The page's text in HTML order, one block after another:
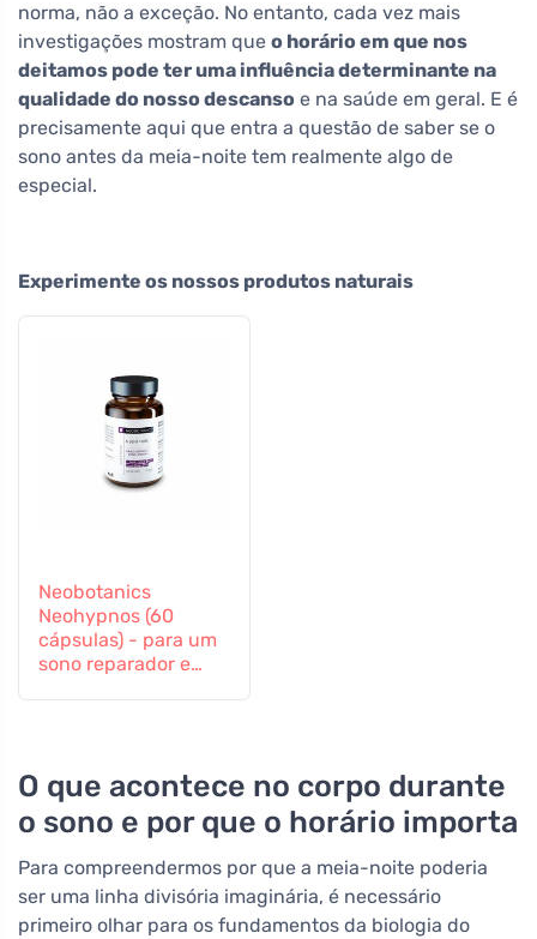
norma, não a exceção. No entanto, cada vez mais
investigações mostram que o horário em que nos
deitamos pode ter uma influência determinante na
qualidade do nosso descanso e na saúde em geral. E é
precisamente aqui que entra a questão de saber se o
sono antes da meia-noite tem realmente algo de
especial.
Experimente os nossos produtos naturais
Neobotanics
Neohypnos (60
cápsulas) - para um
sono reparador e
O que acontece no corpo durante
o sono e por que o horário importa
Para compreendermos por que a meia-noite poderia
ser uma linha divisória imaginária, é necessário
primeiro olhar para os fundamentos da biologia do